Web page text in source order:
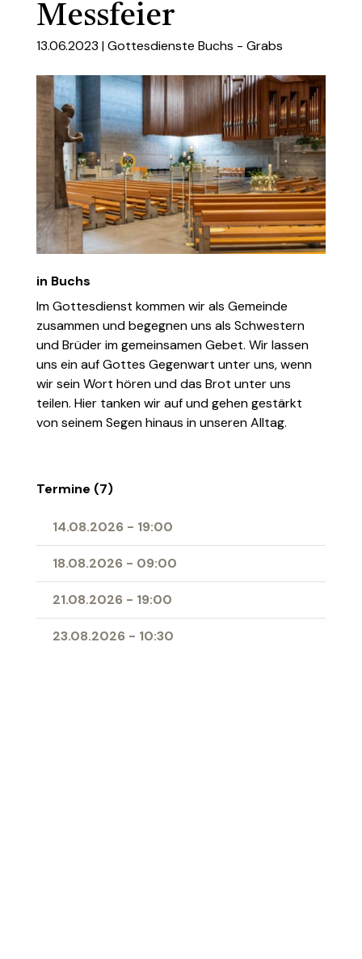
Messfeier
13.06.2023 |Gottesdienste Buchs - Grabs
in Buchs
Im Gottesdienst kommen wir als Gemeinde
zusammen und begegnen uns als Schwestern
und Brüder im gemeinsamen Gebet. Wir lassen
uns ein auf Gottes Gegenwart unter uns, wenn
wir sein Wort hören und das Brot unter uns
teilen. Hier tanken wir auf und gehen gestärkt
von seinem Segen hinaus in unseren Alltag.
Termine (7)
14.08.2026 - 19:00
18.08.2026 - 09:00
21.08.2026 - 19:00
23.08.2026 - 10:30